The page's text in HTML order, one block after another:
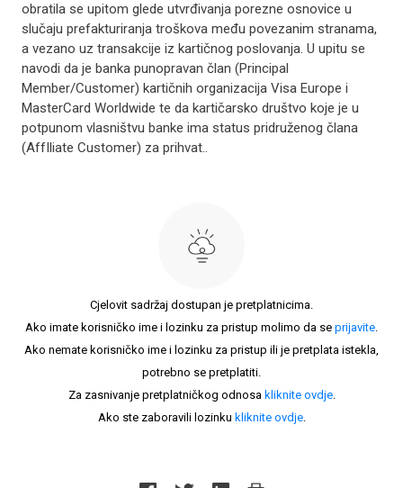
obratila se upitom glede utvrđivanja porezne osnovice u
slučaju prefakturiranja troškova među povezanim stranama,
a vezano uz transakcije iz kartičnog poslovanja. U upitu se
navodi da je banka punopravan član (Principal
Member/Customer) kartičnih organizacija Visa Europe i
MasterCard Worldwide te da kartičarsko društvo koje je u
potpunom vlasništvu banke ima status pridruženog člana
(AffIliate Customer) za prihvat..
Cjelovit sadržaj dostupan je pretplatnicima.
Ako imate korisničko ime i lozinku za pristup molimo da se prijavite.
Ako nemate korisničko ime i lozinku za pristup ili je pretplata istekla,
potrebno se pretplatiti.
Za zasnivanje pretplatničkog odnosa kliknite ovdje.
Ako ste zaboravili lozinku kliknite ovdje.